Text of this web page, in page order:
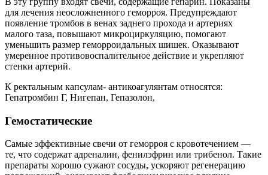
для лечения неосложненного геморроя. Предупреждают
появление тромбов в венах заднего прохода и артериях
малого таза, повышают микроциркуляцию, помогают
уменьшить размер геморроидальных шишек. Оказывают
умеренное противовоспалительное действие и укрепляют
стенки артерий.
К ректальным капсулам- антикоагулянтам относятся:
Гепатромбин Г, Нигепан, Гепазолон,
Гемостатические
Самые эффективные свечи от геморроя с кровотечением —
те, что содержат адреналин, фенилэфрин или трибенол. Такие
препараты хорошо сужают сосуды, ускоряют регенерацию